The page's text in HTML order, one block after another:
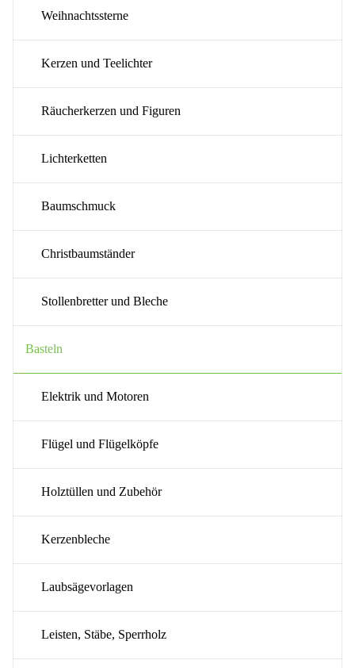
Weihnachtssterne
Kerzen und Teelichter
Räucherkerzen und Figuren
Lichterketten
Baumschmuck
Christbaumständer
Stollenbretter und Bleche
Basteln
Elektrik und Motoren
Flügel und Flügelköpfe
Holztüllen und Zubehör
Kerzenbleche
Laubsägevorlagen
Leisten, Stäbe, Sperrholz